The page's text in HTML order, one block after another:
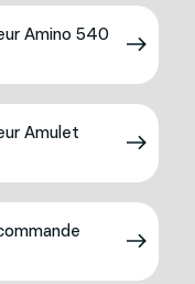
Amino 540
Amulet